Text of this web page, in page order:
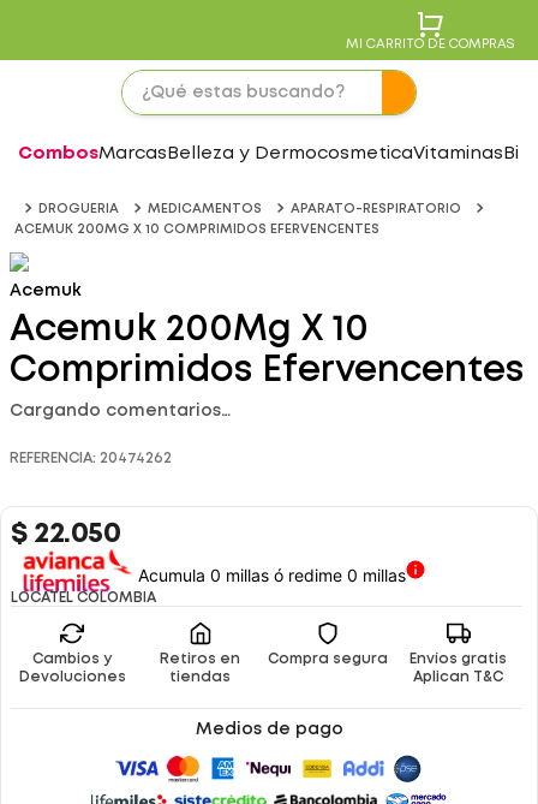
MI CARRITO DE COMPRAS
CombosMarcas Belleza y DermocosmeticaVitaminas
DROGUERIA MEDICAMENTOS
APARATO-RESPIRATORIO
ACEMUK 200MG X 10 COMPRIMIDOS EFERVENCENTES
Acemuk
Acemuk 200Mg X 10
Comprimidos Efervencentes
Cargando comentarios…
REFERENCIA: 20474262
$ 22.050
Acumula 0 millas ó redime 0 millas
LOCATEL COLOMBIA
Cambios y
Devoluciones
Retiros en
tiendas
Compra segura
Envíos gratis
Aplican T&C
Medios de pago